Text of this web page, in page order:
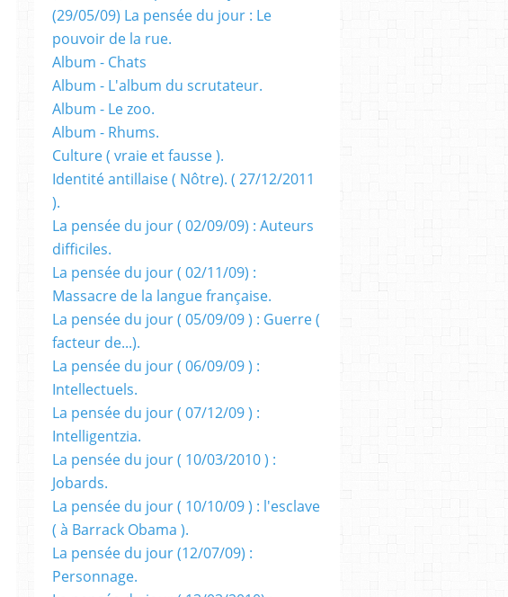
(29/05/09) La pensée du jour : Le
pouvoir de la rue.
Album - Chats
Album - L'album du scrutateur.
Album - Le zoo.
Album - Rhums.
Culture ( vraie et fausse ).
Identité antillaise ( Nôtre). ( 27/12/2011
).
La pensée du jour ( 02/09/09) : Auteurs
difficiles.
La pensée du jour ( 02/11/09) :
Massacre de la langue française.
La pensée du jour ( 05/09/09 ) : Guerre (
facteur de...).
La pensée du jour ( 06/09/09 ) :
Intellectuels.
La pensée du jour ( 07/12/09 ) :
Intelligentzia.
La pensée du jour ( 10/03/2010 ) :
Jobards.
La pensée du jour ( 10/10/09 ) : l'esclave
( à Barrack Obama ).
La pensée du jour (12/07/09) :
Personnage.